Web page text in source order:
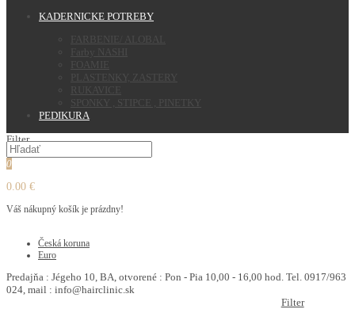
KADERNICKE POTREBY
FARBENIE/ ALOBAL
Farby NASHI
FOAMIE
PLASTENKY, ZASTERY
RUKAVICE
SPONKY , STIPCE , PINETKY
PEDIKURA
Filter
0
0.00 €
Váš nákupný košík je prázdny!
Česká koruna
Euro
Predajňa : Jégeho 10, BA, otvorené : Pon - Pia 10,00 - 16,00 hod. Tel. 0917/963
024, mail : info@hairclinic.sk
Filter